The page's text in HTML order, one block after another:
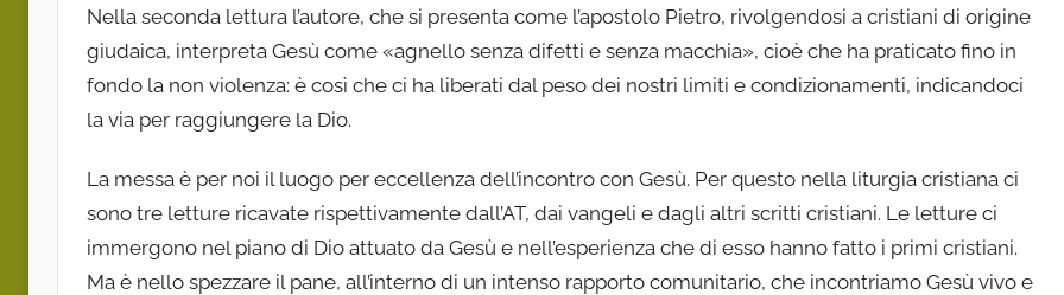
Nella seconda lettura l’autore, che si presenta come l’apostolo Pietro, rivolgendosi a cristiani di origine
giudaica, interpreta Gesù come «agnello senza difetti e senza macchia», cioè che ha praticato fino in
fondo la non violenza: è così che ci ha liberati dal peso dei nostri limiti e condizionamenti, indicandoci
la via per raggiungere la Dio.
La messa è per noi il luogo per eccellenza dell’incontro con Gesù. Per questo nella liturgia cristiana ci
sono tre letture ricavate rispettivamente dall’AT, dai vangeli e dagli altri scritti cristiani. Le letture ci
immergono nel piano di Dio attuato da Gesù e nell’esperienza che di esso hanno fatto i primi cristiani.
Ma è nello spezzare il pane, all’interno di un intenso rapporto comunitario, che incontriamo Gesù vivo e